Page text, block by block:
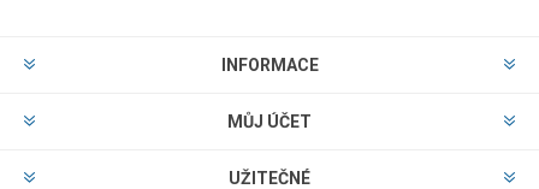
INFORMACE
MŮJ ÚČET
UŽITEČNÉ